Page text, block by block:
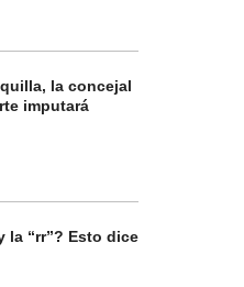
la concejal
imputará
la “rr”? Esto dice